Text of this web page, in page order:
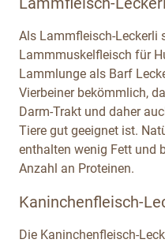
Als Lammfleisch-Leckerli
Lammmuskelfleisch für
Lammlunge als Barf
Vierbeiner bekömmlich,
Darm-Trakt und daher
Tiere gut geeignet ist.
enthalten wenig Fett und
Anzahl an Proteinen.
Kaninchenfleisch-
Die Kaninchenfleisch-